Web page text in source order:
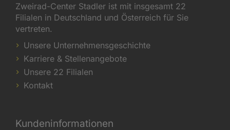
Zweirad-Center Stadler ist mit insgesamt 22
Filialen in Deutschland und Österreich für Sie
vertreten.
Unsere Unternehmensgeschichte
Karriere & Stellenangebote
Unsere 22 Filialen
Kontakt
Kundeninformationen